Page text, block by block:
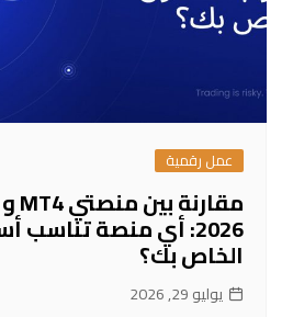
عمل رقمية
2026: أي منصة تناسب
الخاص بك؟
يوليو 29, 2026